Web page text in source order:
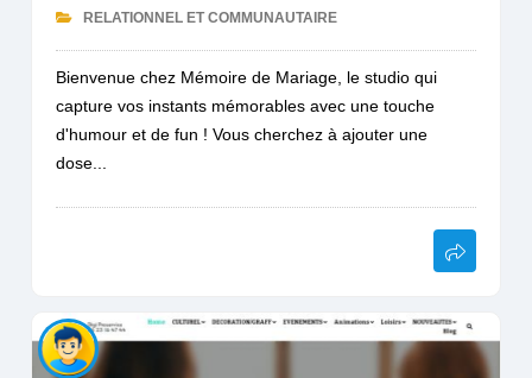
RELATIONNEL ET COMMUNAUTAIRE
Bienvenue chez Mémoire de Mariage, le studio qui
capture vos instants mémorables avec une touche
d'humour et de fun ! Vous cherchez à ajouter une
dose...